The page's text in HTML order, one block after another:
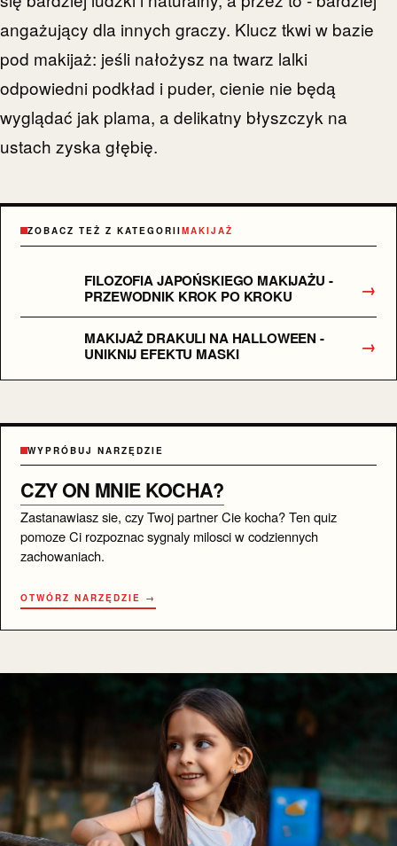
angażujący dla innych graczy. Klucz tkwi w bazie
pod makijaż: jeśli nałożysz na twarz lalki
odpowiedni podkład i puder, cienie nie będą
wyglądać jak plama, a delikatny błyszczyk na
ustach zyska głębię.
ZOBACZ TEŻ Z KATEGORIIMAKIJAŻ
FILOZOFIA JAPOŃSKIEGO MAKIJAŻU -
PRZEWODNIK KROK PO KROKU
→
MAKIJAŻ DRAKULI NA HALLOWEEN -
UNIKNIJ EFEKTU MASKI
→
WYPRÓBUJ NARZĘDZIE
CZY ON MNIE KOCHA?
Zastanawiasz sie, czy Twoj partner Cie kocha? Ten quiz
pomoze Ci rozpoznac sygnaly milosci w codziennych
zachowaniach.
OTWÓRZ NARZĘDZIE →